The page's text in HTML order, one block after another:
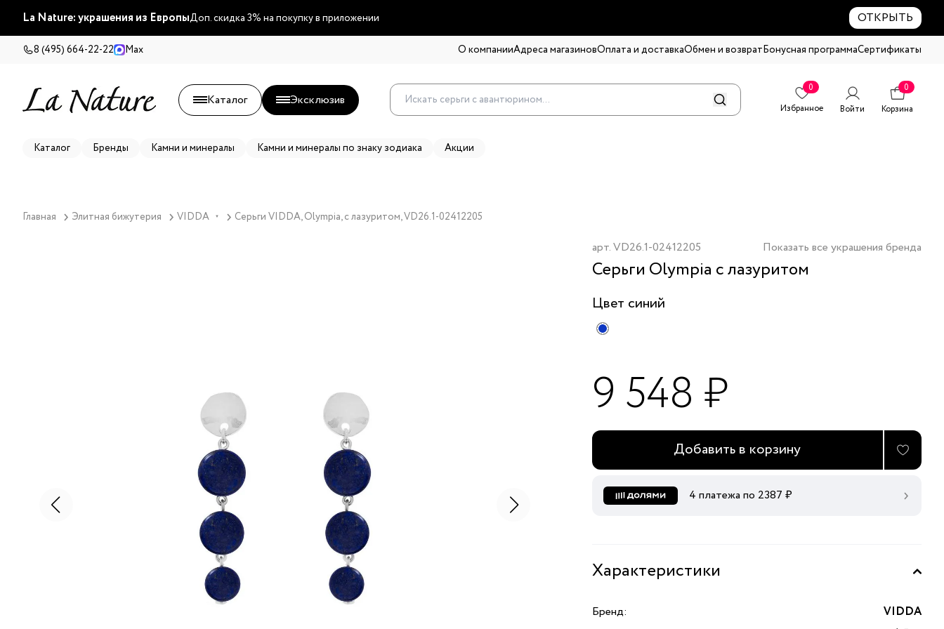
La Nature: украшения из ЕвропыДоп. скидка 3% на покупку в приложении ОТКРЫТЬ
8 (495) 664-22-22 Max О компанииАдреса магазиновОплата и доставкаОбмен и возвратБонусная программаСертификаты
Каталог Эксклюзив
0
Избранное
Войти
0
Корзина
Каталог Бренды Камни и минералы Камни и минералы по знаку зодиака Акции
Главная Элитная бижутерия VIDDA ▼ Серьги VIDDA, Olympia, с лазуритом, VD26.1-02412205
арт.VD26.1-02412205 Показать все украшения бренда
Серьги Olympia с лазуритом
Цвет синий
9 548 ₽
Добавить в корзину
4 платежа по 2387 ₽
Характеристики
Бренд:
VIDDA